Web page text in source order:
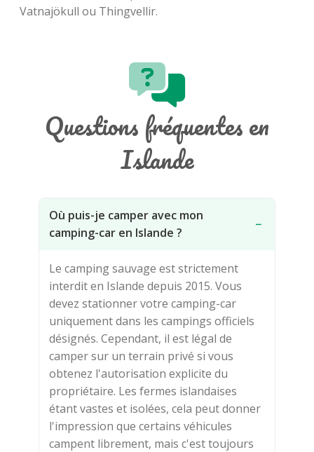
Vatnajökull ou Thingvellir.
Questions fréquentes en
Islande
Où puis-je camper avec mon
camping-car en Islande ?
−
Le camping sauvage est strictement
interdit en Islande depuis 2015. Vous
devez stationner votre camping-car
uniquement dans les campings officiels
désignés. Cependant, il est légal de
camper sur un terrain privé si vous
obtenez l'autorisation explicite du
propriétaire. Les fermes islandaises
étant vastes et isolées, cela peut donner
l'impression que certains véhicules
campent librement, mais c'est toujours